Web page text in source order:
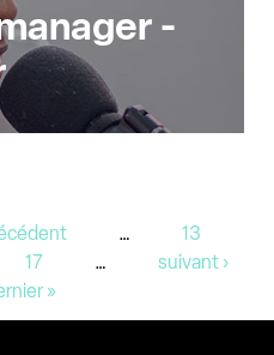
-
…
13
17 …
suivant ›
»